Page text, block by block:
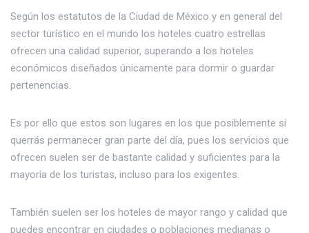
Según los estatutos de la Ciudad de México y en general del
sector turístico en el mundo los hoteles cuatro estrellas
ofrecen una calidad superior, superando a los hoteles
económicos diseñados únicamente para dormir o guardar
pertenencias.
Es por ello que estos son lugares en los que posiblemente si
querrás permanecer gran parte del día, pues los servicios que
ofrecen suelen ser de bastante calidad y suficientes para la
mayoría de los turistas, incluso para los exigentes.
También suelen ser los hoteles de mayor rango y calidad que
puedes encontrar en ciudades o poblaciones medianas o